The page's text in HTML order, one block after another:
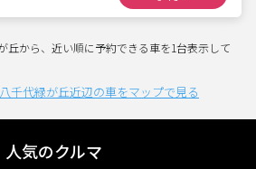
から、近い順に予約できる車を1台表示して
千代緑が丘近辺の車をマップで見る
人気のクルマ